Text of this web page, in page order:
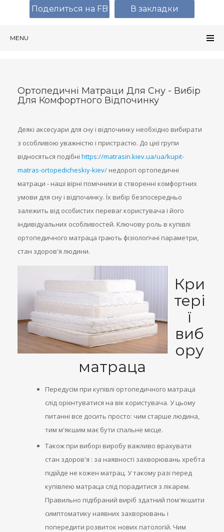
MENU
Ортопедичні Матраци Для Сну - Вибір
Для Комфортного Відпочинку
Деякі аксесуари для сну і відпочинку необхідно вибирати
з особливою уважністю і пристрастю. До цієї групи
відносяться подібні https://matrasin.kiev.ua/ua/kupit-
matras-ortopedicheskiy-kiev/ недорогі ортопедичні
матраци - наші вірні помічники в створенні комфортних
умови для сну і відпочинку. Їх вибір безпосередньо
залежить від особистих переваг користувача і його
індивідуальних особливостей. Ключову роль в купівлі
ортопедичного матраца грають фізіологічні параметри,
стан здоров'я людини.
Кри
тері
ї
виб
ору
матраца
Передусім при купівлі ортопедичного матраца
слід орієнтуватися на вік користувача. У цьому
питанні все досить просто: чим старше людина,
тим м'якшим має бути спальне місце.
Також при виборі виробу важливо врахувати
стан здоров'я : за наявності захворювань хребта
підійде не кожен матрац. У такому разі перед
купівлею матраца слід порадитися з лікарем.
Правильно підібраний виріб здатний пом'якшити
симптоматику наявних захворювань і
попередити розвиток нових патологій. Чим
Поделиться на FB В закладки